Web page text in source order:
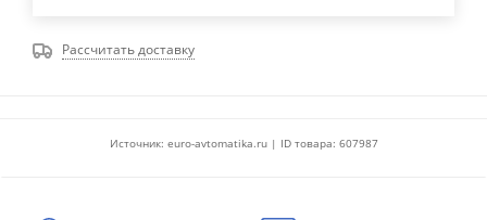
Рассчитать доставку
Источник: euro-avtomatika.ru | ID товара: 607987